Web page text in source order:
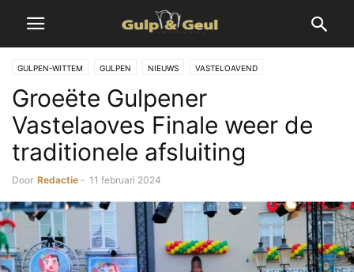
GULPEN-WITTEM GULPEN NIEUWS VASTELOAVEND
Groeëte Gulpener
Vastelaoves Finale weer de
traditionele afsluiting
Door Redactie - 11 februari 2024